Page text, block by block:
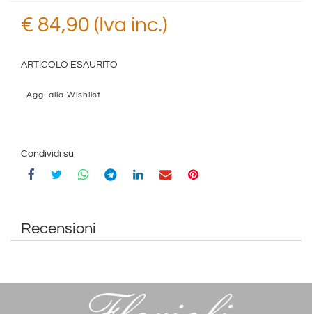
€ 84,90 (Iva inc.)
ARTICOLO ESAURITO
Agg. alla Wishlist
Condividi su
Recensioni